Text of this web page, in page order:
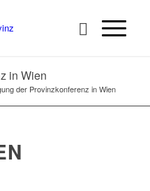
in Wien
der Provinzkonferenz in Wien